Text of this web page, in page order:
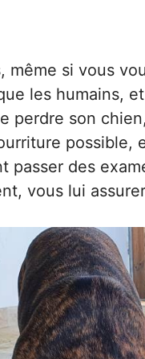
même si vous
les humains,
perdre son
possible,
passer des
vous lui